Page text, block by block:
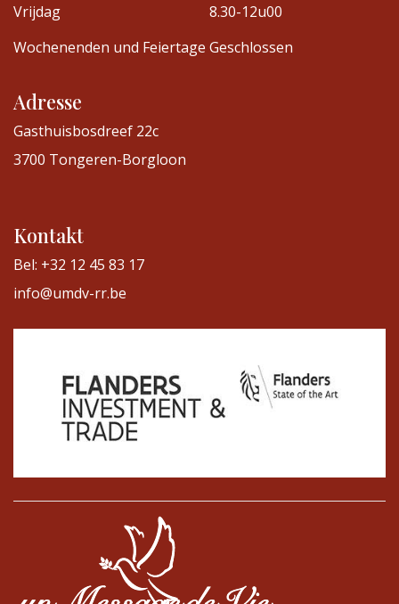
Vrijdag
8.30-12u00
Wochenenden und Feiertage ​Geschlossen
Adresse
Gasthuisbosdreef 22c
3700 Tongeren-Borgloon
Kontakt
Bel: +32 12 45 83 17
info@umdv-rr.be